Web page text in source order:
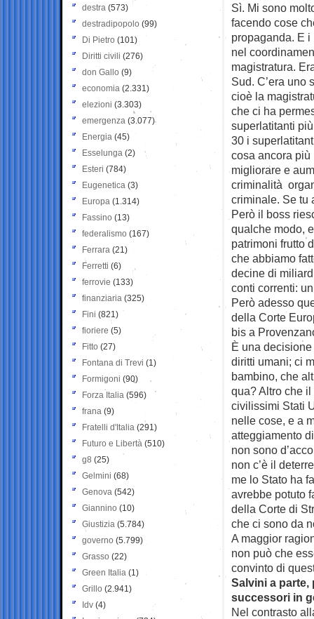
Sì. Mi sono
facendo cose
propaganda. E
nel
magistratura.
Sud. C’era
cioè la
che ci ha
superlatitanti
30 i
cosa ancora più
migliorare e
criminalità
criminale. Se tu
Però il boss
qualche modo,
patrimoni frutto
che abbiamo
decine di
conti correnti:
Però adesso
della Corte
bis a
È una
diritti umani; ci
bambino, che
qua? Altro che
civilissimi Stati
nelle cose, e a
atteggiamento
non sono
non c’è il
me lo Stato ha
avrebbe potuto
della Corte di
che ci sono da
A maggior
non può che
convinto di
Salvini a
successori in
Nel contrasto
destra (573)
destradipopolo (99)
Di Pietro (101)
Diritti civili (276)
don Gallo (9)
economia (2.331)
elezioni (3.303)
emergenza (3.077)
Energia (45)
Esselunga (2)
Esteri (784)
Eugenetica (3)
Europa (1.314)
Fassino (13)
federalismo (167)
Ferrara (21)
Ferretti (6)
ferrovie (133)
finanziaria (325)
Fini (821)
fioriere (5)
Fitto (27)
Fontana di Trevi (1)
Formigoni (90)
Forza Italia (596)
frana (9)
Fratelli d'Italia (291)
Futuro e Libertà (510)
g8 (25)
Gelmini (68)
Genova (542)
Giannino (10)
Giustizia (5.784)
governo (5.799)
Grasso (22)
Green Italia (1)
Grillo (2.941)
Idv (4)